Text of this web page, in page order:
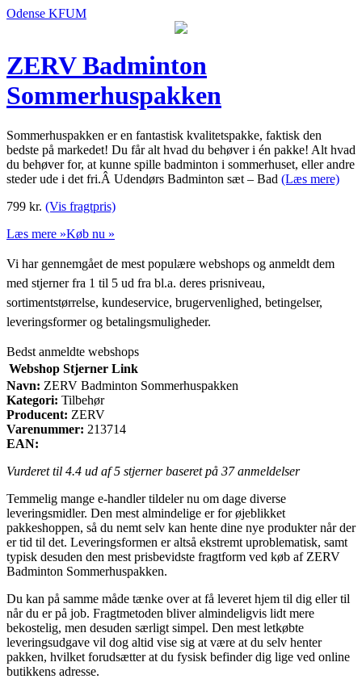
Odense KFUM
ZERV Badminton
Sommerhuspakken
Sommerhuspakken er en fantastisk kvalitetspakke, faktisk den
bedste på markedet! Du får alt hvad du behøver i én pakke! Alt hvad
du behøver for, at kunne spille badminton i sommerhuset, eller andre
steder ude i det fri.Â Udendørs Badminton sæt – Bad (Læs mere)
799 kr. (Vis fragtpris)
Læs mere »Køb nu »
Vi har gennemgået de mest populære webshops og anmeldt dem
med stjerner fra 1 til 5 ud fra bl.a. deres prisniveau,
sortimentstørrelse, kundeservice, brugervenlighed, betingelser,
leveringsformer og betalingsmuligheder.
Bedst anmeldte webshops
Webshop Stjerner Link
Navn: ZERV Badminton Sommerhuspakken
Kategori: Tilbehør
Producent: ZERV
Varenummer: 213714
EAN:
Vurderet til 4.4 ud af 5 stjerner baseret på 37anmeldelser
Temmelig mange e-handler tildeler nu om dage diverse
leveringsmidler. Den mest almindelige er for øjeblikket
pakkeshoppen, så du nemt selv kan hente dine nye produkter når der
er tid til det. Leveringsformen er altså ekstremt uproblematisk, samt
typisk desuden den mest prisbevidste fragtform ved køb af ZERV
Badminton Sommerhuspakken.
Du kan på samme måde tænke over at få leveret hjem til dig eller til
når du er på job. Fragtmetoden bliver almindeligvis lidt mere
bekostelig, men desuden særligt simpel. Den mest letkøbte
leveringsudgave vil dog altid vise sig at være at du selv henter
pakken, hvilket forudsætter at du fysisk befinder dig lige ved online
butikkens adresse.